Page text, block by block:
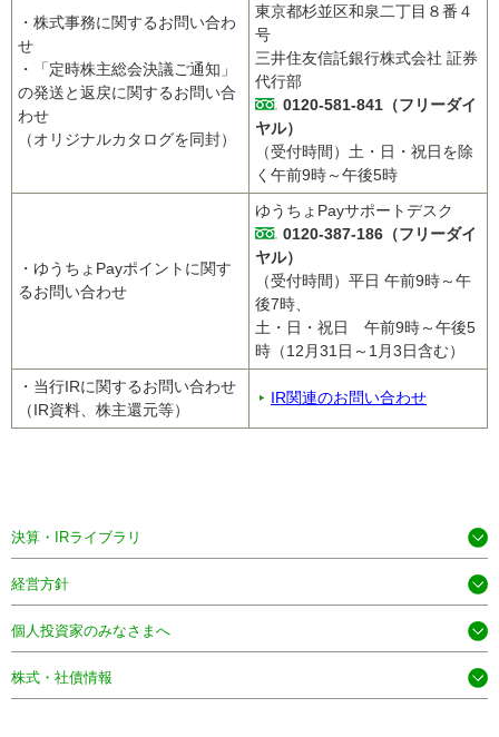
・株式事務に関するお問い合わ
せ
・「定時株主総会決議ご通知」
の発送と返戻に関するお問い合
わせ
（オリジナルカタログを同封）
東京都杉並区和泉二丁目８番４
号
三井住友信託銀行株式会社 証券
代行部
0120-581-841（フリーダイ
ヤル）
（受付時間）土・日・祝日を除
く午前9時～午後5時
・ゆうちょPayポイントに関す
るお問い合わせ
ゆうちょPayサポートデスク
0120-387-186（フリーダイ
ヤル）
（受付時間）平日 午前9時～午
後7時、
土・日・祝日 午前9時～午後5
時（12月31日～1月3日含む）
・当行IRに関するお問い合わせ
（IR資料、株主還元等）
IR関連のお問い合わせ
決算・IRライブラリ
経営方針
個人投資家のみなさまへ
株式・社債情報